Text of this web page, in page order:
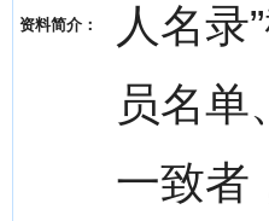
资料简介：
人名录
员名
一致者